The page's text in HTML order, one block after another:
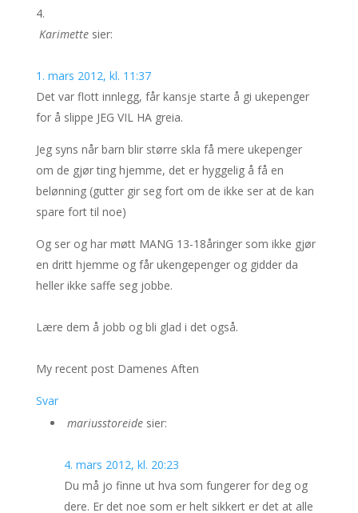
Karimette sier:
1. mars 2012, kl. 11:37
Det var flott innlegg, får kansje starte å gi ukepenger
for å slippe JEG VIL HA greia.
Jeg syns når barn blir større skla få mere ukepenger
om de gjør ting hjemme, det er hyggelig å få en
belønning (gutter gir seg fort om de ikke ser at de kan
spare fort til noe)
Og ser og har møtt MANG 13-18åringer som ikke gjør
en dritt hjemme og får ukengepenger og gidder da
heller ikke saffe seg jobbe.
Lære dem å jobb og bli glad i det også.
My recent post Damenes Aften
Svar
mariusstoreide sier:
4. mars 2012, kl. 20:23
Du må jo finne ut hva som fungerer for deg og
dere. Er det noe som er helt sikkert er det at alle